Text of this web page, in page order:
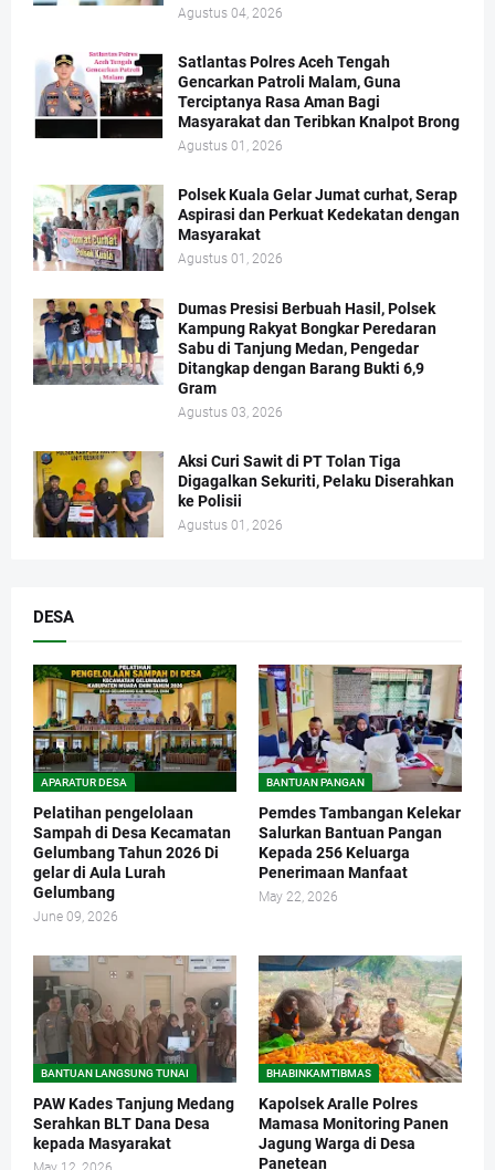
Agustus 04, 2026
Satlantas Polres Aceh Tengah
Gencarkan Patroli Malam, Guna
Terciptanya Rasa Aman Bagi
Masyarakat dan Teribkan Knalpot Brong
Agustus 01, 2026
Polsek Kuala Gelar Jumat curhat, Serap
Aspirasi dan Perkuat Kedekatan dengan
Masyarakat
Agustus 01, 2026
Dumas Presisi Berbuah Hasil, Polsek
Kampung Rakyat Bongkar Peredaran
Sabu di Tanjung Medan, Pengedar
Ditangkap dengan Barang Bukti 6,9
Gram
Agustus 03, 2026
Aksi Curi Sawit di PT Tolan Tiga
Digagalkan Sekuriti, Pelaku Diserahkan
ke Polisii
Agustus 01, 2026
DESA
APARATUR DESA
Pelatihan pengelolaan
Sampah di Desa Kecamatan
Gelumbang Tahun 2026 Di
gelar di Aula Lurah
Gelumbang
June 09, 2026
BANTUAN PANGAN
Pemdes Tambangan Kelekar
Salurkan Bantuan Pangan
Kepada 256 Keluarga
Penerimaan Manfaat
May 22, 2026
BANTUAN LANGSUNG TUNAI
PAW Kades Tanjung Medang
Serahkan BLT Dana Desa
kepada Masyarakat
BHABINKAMTIBMAS
Kapolsek Aralle Polres
Mamasa Monitoring Panen
Jagung Warga di Desa
Panetean